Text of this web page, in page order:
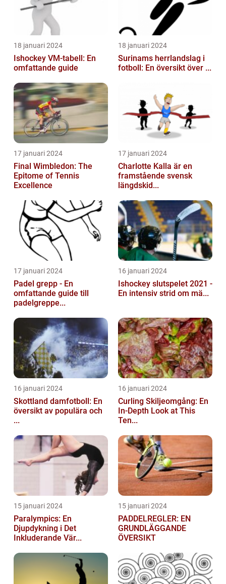
18 januari 2024
Ishockey VM-tabell: En
omfattande guide
18 januari 2024
Surinams herrlandslag i
fotboll: En översikt över ...
17 januari 2024
Final Wimbledon: The
Epitome of Tennis
Excellence
17 januari 2024
Charlotte Kalla är en
framstående svensk
längdskid...
17 januari 2024
Padel grepp - En
omfattande guide till
padelgreppe...
16 januari 2024
Ishockey slutspelet 2021 -
En intensiv strid om mä...
16 januari 2024
Skottland damfotboll: En
översikt av populära och
...
16 januari 2024
Curling Skiljeomgång: En
In-Depth Look at This
Ten...
15 januari 2024
Paralympics: En
Djupdykning i Det
Inkluderande Vär...
15 januari 2024
PADDELREGLER: EN
GRUNDLÄGGANDE
ÖVERSIKT